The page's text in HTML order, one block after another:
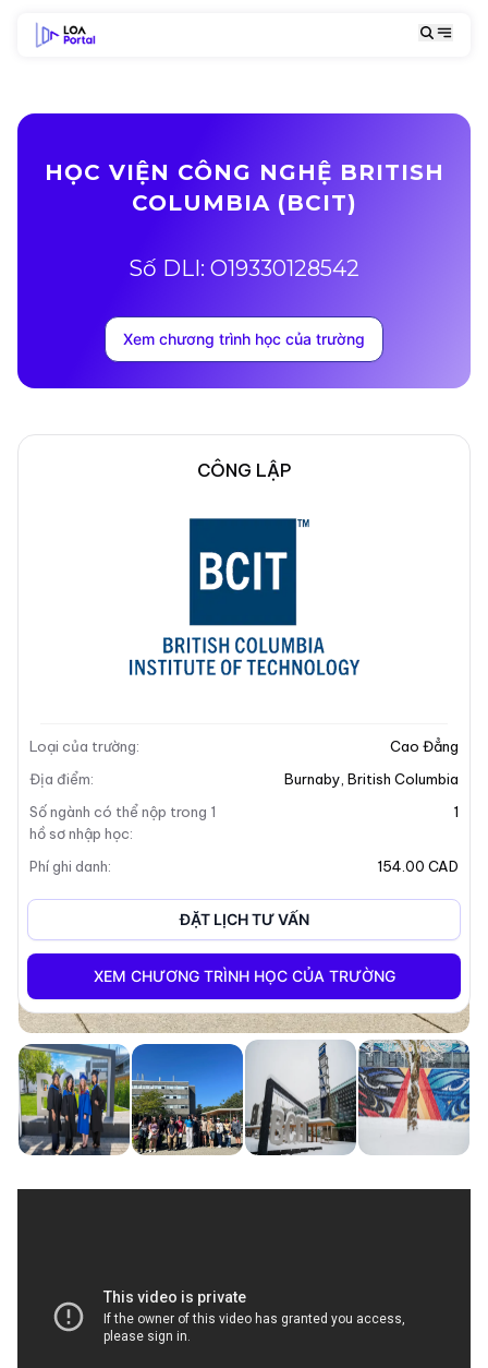
HỌC VIỆN CÔNG NGHỆ BRITISH
COLUMBIA (BCIT)
Số DLI: O19330128542
Xem chương trình học của trường
Mô tả trường
CÔNG LẬP
Loại của trường:
Cao Đẳng
Địa điểm: Burnaby British Columbia
Số ngành có thể nộp trong 1
hồ sơ nhập học:
1
Phí ghi danh: 154.00 CAD
ĐẶT LỊCH TƯ VẤN
XEM CHƯƠNG TRÌNH HỌC CỦA TRƯỜNG